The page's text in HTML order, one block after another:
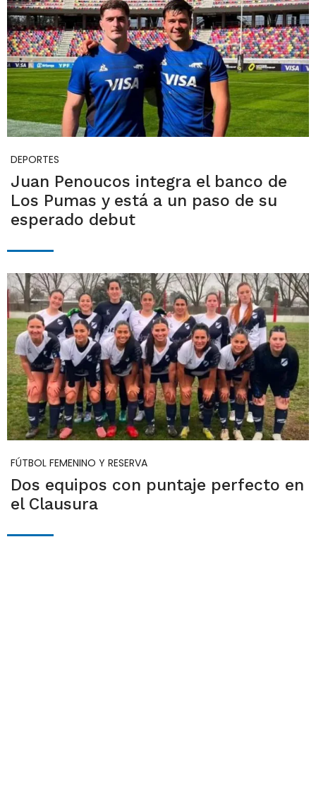
DEPORTES
Juan Penoucos integra el banco de
Los Pumas y está a un paso de su
esperado debut
FÚTBOL FEMENINO Y RESERVA
Dos equipos con puntaje perfecto en
el Clausura